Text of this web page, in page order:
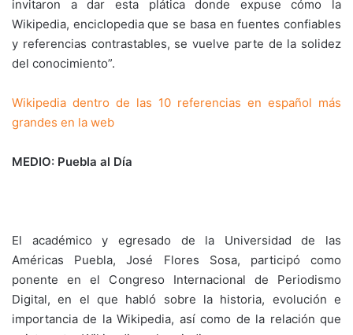
invitaron a dar esta plática donde expuse cómo la
Wikipedia, enciclopedia que se basa en fuentes confiables
y referencias contrastables, se vuelve parte de la solidez
del conocimiento”.
Wikipedia dentro de las 10 referencias en español más
grandes en la web
MEDIO: Puebla al Día
El académico y egresado de la Universidad de las
Américas Puebla, José Flores Sosa, participó como
ponente en el Congreso Internacional de Periodismo
Digital, en el que habló sobre la historia, evolución e
importancia de la Wikipedia, así como de la relación que